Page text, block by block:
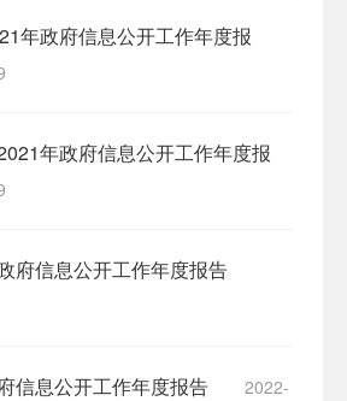
年政府信息公开工作年度报
年政府信息公开工作年度报
府信息公开工作年度报告
信息公开工作年度报告
2022-